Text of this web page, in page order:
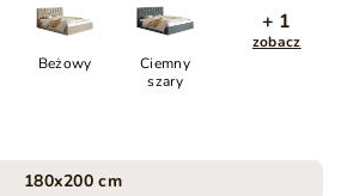
Beżowy
Ciemny
szary
+ 1
zobacz
180x200 cm